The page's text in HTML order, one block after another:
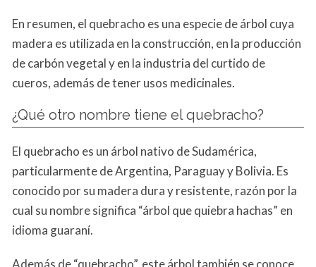
En resumen, el quebracho es una especie de árbol cuya
madera es utilizada en la construcción, en la producción
de carbón vegetal y en la industria del curtido de
cueros, además de tener usos medicinales.
¿Qué otro nombre tiene el quebracho?
El quebracho es un árbol nativo de Sudamérica,
particularmente de Argentina, Paraguay y Bolivia. Es
conocido por su madera dura y resistente, razón por la
cual su nombre significa “árbol que quiebra hachas” en
idioma guaraní.
Además de “quebracho”, este árbol también se conoce